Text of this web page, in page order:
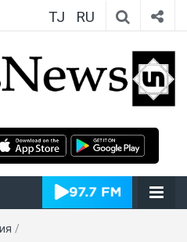
TJ RU
ИмрӯзNews
/